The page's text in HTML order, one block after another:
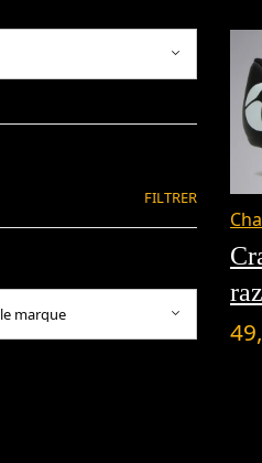
FILTRER